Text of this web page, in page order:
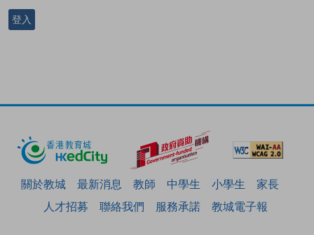
登入
關於教城 最新消息 教師 中學生 小學生
家長
人才招募
聯絡我們 服務承諾 教城電子報